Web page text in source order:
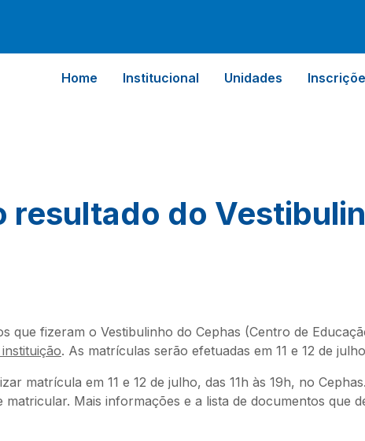
Home Institucional Unidades
resultado do
que fizeram o Vestibulinho do Cephas (Centro de
. As matrículas serão efetuadas em 11 e 12 de
matrícula em 11 e 12 de julho, das 11h às 19h, no
Mais informações e a lista de documentos que